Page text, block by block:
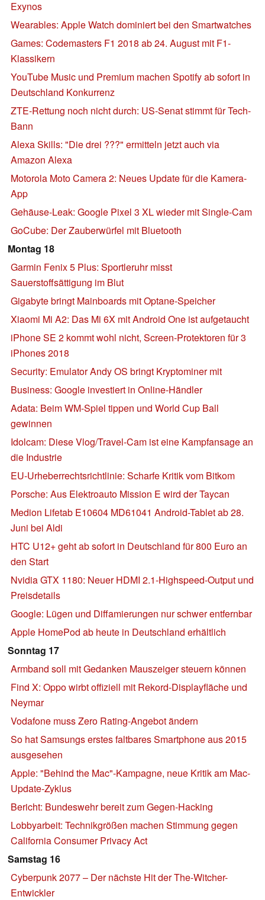
Exynos
Wearables: Apple Watch dominiert bei den Smartwatches
Games: Codemasters F1 2018 ab 24. August mit F1-
Klassikern
YouTube Music und Premium machen Spotify ab sofort in
Deutschland Konkurrenz
ZTE-Rettung noch nicht durch: US-Senat stimmt für Tech-
Bann
Alexa Skills: "Die drei ???" ermitteln jetzt auch via
Amazon Alexa
Motorola Moto Camera 2: Neues Update für die Kamera-
App
Gehäuse-Leak: Google Pixel 3 XL wieder mit Single-Cam
GoCube: Der Zauberwürfel mit Bluetooth
Montag 18
Garmin Fenix 5 Plus: Sportleruhr misst
Sauerstoffsättigung im Blut
Gigabyte bringt Mainboards mit Optane-Speicher
Xiaomi Mi A2: Das Mi 6X mit Android One ist aufgetaucht
iPhone SE 2 kommt wohl nicht, Screen-Protektoren für 3
iPhones 2018
Security: Emulator Andy OS bringt Kryptominer mit
Business: Google investiert in Online-Händler
Adata: Beim WM-Spiel tippen und World Cup Ball
gewinnen
Idolcam: Diese Vlog/Travel-Cam ist eine Kampfansage an
die Industrie
EU-Urheberrechtsrichtlinie: Scharfe Kritik vom Bitkom
Porsche: Aus Elektroauto Mission E wird der Taycan
Medion Lifetab E10604 MD61041 Android-Tablet ab 28.
Juni bei Aldi
HTC U12+ geht ab sofort in Deutschland für 800 Euro an
den Start
Nvidia GTX 1180: Neuer HDMI 2.1-Highspeed-Output und
Preisdetails
Google: Lügen und Diffamierungen nur schwer entfernbar
Apple HomePod ab heute in Deutschland erhältlich
Sonntag 17
Armband soll mit Gedanken Mauszeiger steuern können
Find X: Oppo wirbt offiziell mit Rekord-Displayfläche und
Neymar
Vodafone muss Zero Rating-Angebot ändern
So hat Samsungs erstes faltbares Smartphone aus 2015
ausgesehen
Apple: "Behind the Mac"-Kampagne, neue Kritik am Mac-
Update-Zyklus
Bericht: Bundeswehr bereit zum Gegen-Hacking
Lobbyarbeit: Technikgrößen machen Stimmung gegen
California Consumer Privacy Act
Samstag 16
Cyberpunk 2077 – Der nächste Hit der The-Witcher-
Entwickler